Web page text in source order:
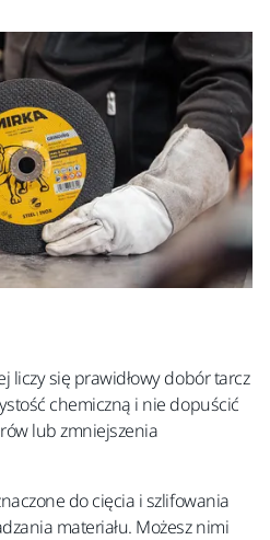
liczy się prawidłowy dobór tarcz
chemiczną i nie dopuścić
lub zmniejszenia
do cięcia i szlifowania
materiału. Możesz nimi